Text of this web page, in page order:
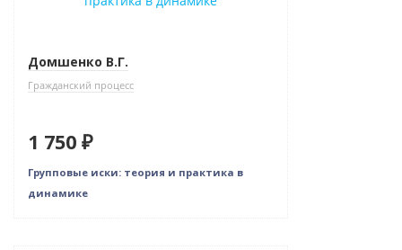
Домшенко В.Г.
Гражданский процесс
1 750 ₽
Групповые иски: теория и практика в
динамике